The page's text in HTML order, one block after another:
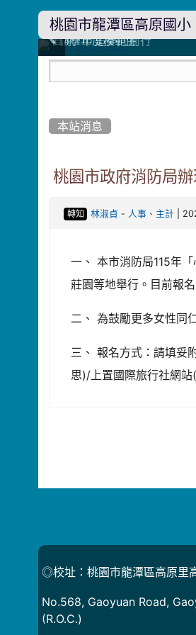
桃園市龍潭區高原國小
114學年度模範生
114學年度模範生
高原110 追夢向前行
高原110 追夢向前行
橄欖樹群
橄欖樹群
:::
本站消息
桃園市政府消防局
轉知 林淑貞 - 人事、主計 |
一、 本市消防局115年
莊園等地舉行。目前報
二、 為鼓勵更多女性同
三、 報名方式：請填妥
思)/上置國際旅行社網
◎校址：桃園市龍潭區高原
No.568, Gaoyuan Road,
(R.O.C.)